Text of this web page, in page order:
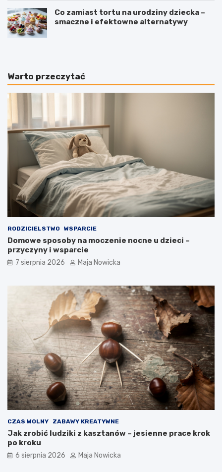
Co zamiast tortu na urodziny dziecka –
smaczne i efektowne alternatywy
Warto przeczytać
RODZICIELSTWO WSPARCIE
Domowe sposoby na moczenie nocne u dzieci –
przyczyny i wsparcie
7 sierpnia 2026 Maja Nowicka
CZAS WOLNY ZABAWY KREATYWNE
Jak zrobić ludziki z kasztanów – jesienne prace krok
po kroku
6 sierpnia 2026 Maja Nowicka